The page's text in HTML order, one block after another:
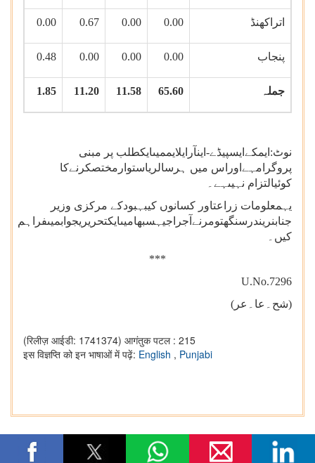
اتراکھنڈ 0.00
0.00
0.67
0.00
پنجاب 0.00
0.00
0.00
0.48
جملہ 65.60
11.58
11.20
1.85
نوٹ:ایمکےایسپیڈے-اینآرایلایممیںایکطلب پر مبنی
پروگرامہےاوراس میں ہرسالریاستوارمختصکرنےکا
کوئیالتزام نہیںہے۔
یہمعلومات زراعتاور کسانوں کیبہبودکے مرکزی وزیر
جنابنریندرسنگھتومرنےآجراجیہسبھامیںایکتحریریجوابمیںفراہم
کیں۔
***
U.No.7296
(شح۔عا۔عر)
(रिलीज़ आईडी: 1741374) आगंतुक पटल : 215
इस विज्ञप्ति को इन भाषाओं में पढ़ें: English , Punjabi